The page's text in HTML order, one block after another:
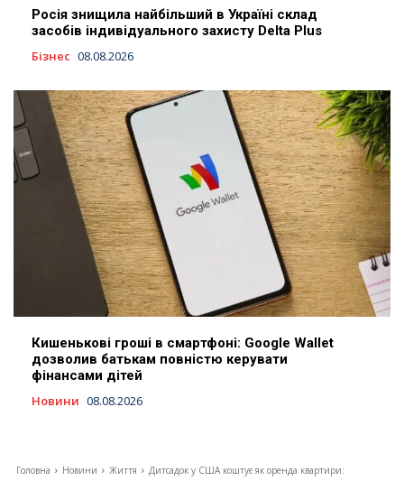
Росія знищила найбільший в Україні склад
засобів індивідуального захисту Delta Plus
Бізнес 08.08.2026
Кишенькові гроші в смартфоні: Google Wallet
дозволив батькам повністю керувати
фінансами дітей
Новини 08.08.2026